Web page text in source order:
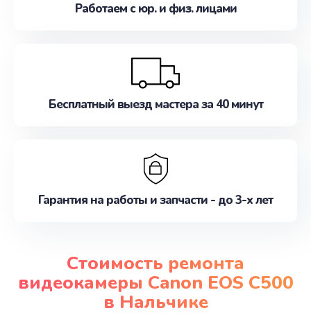
Работаем с юр. и физ. лицами
Бесплатный выезд мастера за 40 минут
Гарантия на работы и запчасти - до 3-х лет
Стоимость ремонта
видеокамеры Canon EOS C500
в Нальчике